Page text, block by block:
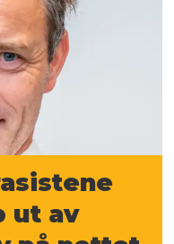
ut av